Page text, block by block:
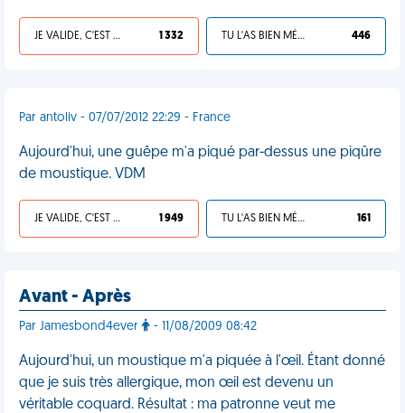
JE VALIDE, C'EST UNE VDM 1 332 TU L'AS BIEN MÉRITÉ 446
Par antoliv - 07/07/2012 22:29 - France
Aujourd'hui, une guêpe m'a piqué par-dessus une piqûre
de moustique. VDM
JE VALIDE, C'EST UNE VDM 1 949 TU L'AS BIEN MÉRITÉ 161
Avant - Après
Par Jamesbond4ever - 11/08/2009 08:42
Aujourd'hui, un moustique m'a piquée à l'œil. Étant donné
que je suis très allergique, mon œil est devenu un
véritable coquard. Résultat : ma patronne veut me